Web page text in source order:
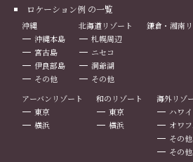
ロケーション例 の一覧
沖縄
沖縄本島
宮古島
伊良部島
その他
北海道リゾート
札幌周辺
ニセコ
洞爺湖
その他
鎌倉・湘南
アーバンリゾート
東京
横浜
和のリゾート
東京
横浜
海外リゾ
ハワイ
オワ
その
その